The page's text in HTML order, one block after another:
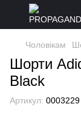
Чоловікам
Шорти
Black
Артикул: 0003229